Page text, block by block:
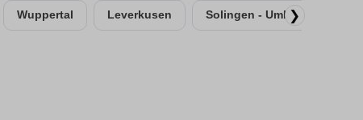
Wuppertal Leverkusen Solingen - Umland
❯